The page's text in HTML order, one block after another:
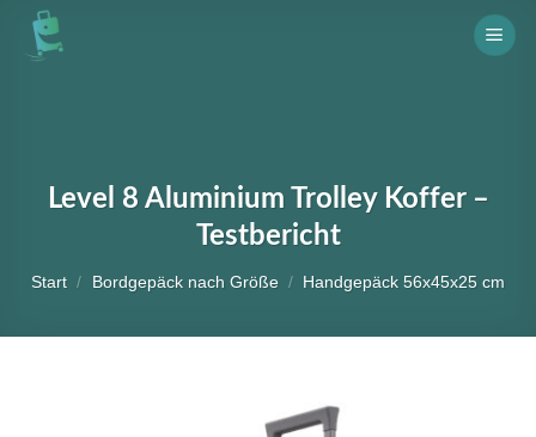
Skip
Level 8 Aluminium Trolley Koffer –
Testbericht
Start / Bordgepäck nach Größe / Handgepäck 56x45x25 cm